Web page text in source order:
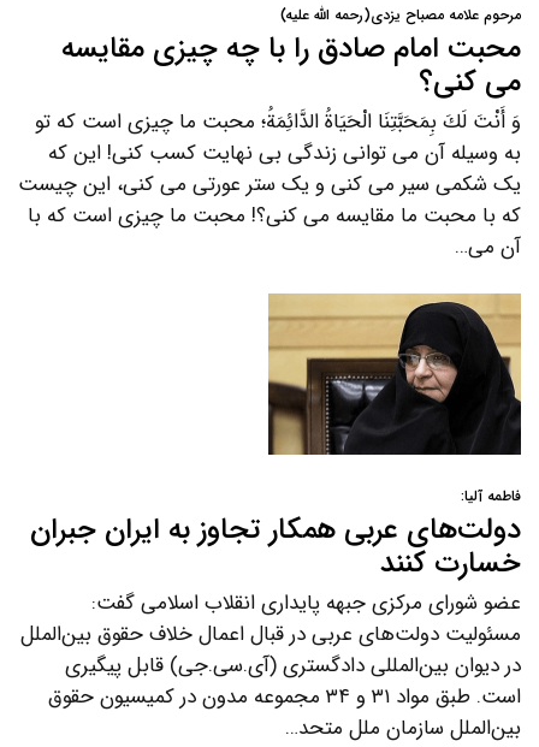
مرحوم علامه مصباح یزدی(رحمه الله علیه)
محبت امام صادق را با چه چیزی مقایسه
می کنی؟
وَ أَنْتَ لَكَ بِمَحَبَّتِنَا الْحَيَاةُ الدَّائِمَةُ؛ محبت ما چیزی است که تو
به وسیله آن می توانی زندگی بی نهایت کسب کنی! این که
یک شکمی سیر می کنی و یک ستر عورتی می کنی، این چیست
که با محبت ما مقایسه می کنی؟! محبت ما چیزی است که با
آن می…
فاطمه آلیا:
دولت‌های عربی همکار تجاوز به ایران جبران
خسارت کنند
عضو شورای مرکزی جبهه پایداری انقلاب اسلامی گفت:
مسئولیت دولت‌های عربی در قبال اعمال خلاف حقوق بین‌الملل
در دیوان بین‌المللی دادگستری (آی.سی.جی) قابل پیگیری
است. طبق مواد ۳۱ و ۳۴ مجموعه مدون در کمیسیون حقوق
بین‌الملل سازمان ملل متحد…